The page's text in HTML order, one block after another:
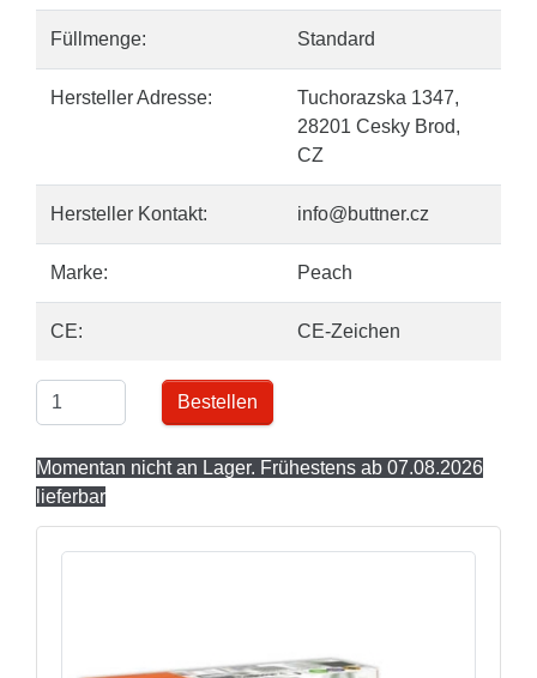
Füllmenge: Standard
Hersteller Adresse:
Tuchorazska 1347,
28201 Cesky Brod,
CZ
Hersteller Kontakt: info@buttner.cz
Marke: Peach
CE: CE-Zeichen
Bestellen
Momentan nicht an Lager. Frühestens ab 07.08.2026
lieferbar